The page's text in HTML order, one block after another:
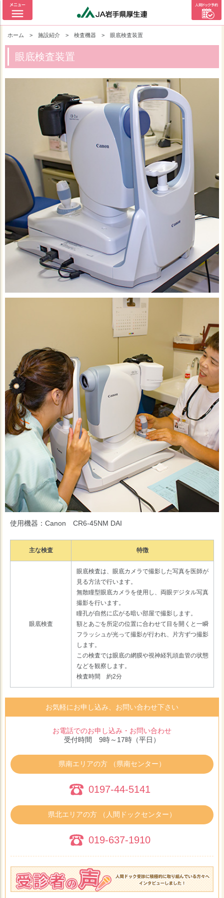
ホーム > 施設紹介 > 検査機器 > 眼底検査装置
眼底検査装置
使用機器：Canon CR6-45NM DAI
主な検査 特徴
眼底検査
眼底検査は、眼底カメラで撮影した写真を医師が
見る方法で行います。
無散瞳型眼底カメラを使用し、両眼デジタル写真
撮影を行います。
瞳孔が自然に広がる暗い部屋で撮影します。
額とあごを所定の位置に合わせて目を開くと一瞬
フラッシュが光って撮影が行われ、片方ずつ撮影
します。
この検査では眼底の網膜や視神経乳頭血管の状態
などを観察します。
検査時間 約2分
お気軽にお申し込み、お問い合わせ下さい
お電話でのお申し込み・お問い合わせ
受付時間 9時～17時（平日）
県北エリアの方 （人間ドックセンター）
019-637-1910
県南エリアの方 （県南センター）
0197-44-5141